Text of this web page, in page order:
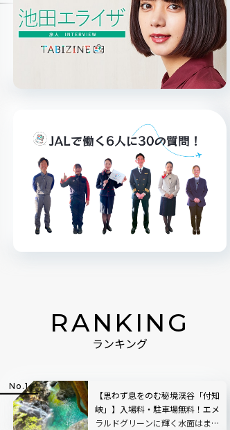
RANKING
ランキング
【思わず息をのむ秘境渓谷「付知
峡」】入場料・駐車場無料！エメ
ラルドグリーンに輝く水面はまる